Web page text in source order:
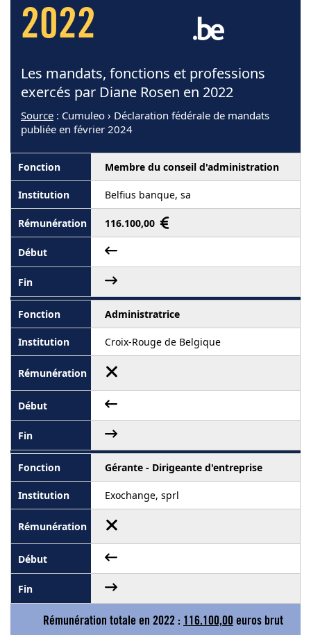
2022
Les mandats, fonctions et professions
exercés par Diane Rosen en 2022
Source : Cumuleo › Déclaration fédérale de mandats
publiée en février 2024
Membre du conseil d'administration
Belfius banque, sa
116.100,00
Administratrice
Croix-Rouge de Belgique
Gérante - Dirigeante d'entreprise
Exochange, sprl
Rémunération totale en 2022 : 116.100,00 euros brut